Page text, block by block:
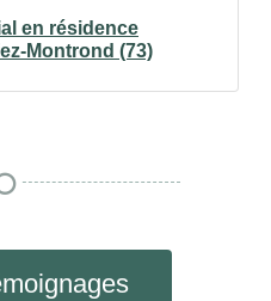
en résidence
Montrond (73)